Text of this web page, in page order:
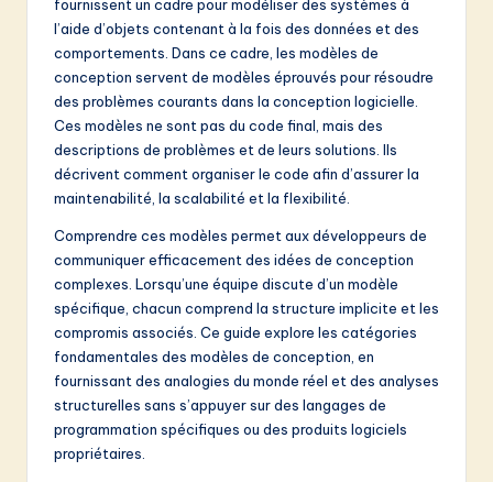
A
&
o
fournissent un cadre pour modéliser des systèmes à
l’aide d’objets contenant à la fois des données et des
comportements. Dans ce cadre, les modèles de
conception servent de modèles éprouvés pour résoudre
des problèmes courants dans la conception logicielle.
Ces modèles ne sont pas du code final, mais des
descriptions de problèmes et de leurs solutions. Ils
décrivent comment organiser le code afin d’assurer la
maintenabilité, la scalabilité et la flexibilité.
Comprendre ces modèles permet aux développeurs de
communiquer efficacement des idées de conception
complexes. Lorsqu’une équipe discute d’un modèle
spécifique, chacun comprend la structure implicite et les
compromis associés. Ce guide explore les catégories
fondamentales des modèles de conception, en
fournissant des analogies du monde réel et des analyses
structurelles sans s’appuyer sur des langages de
programmation spécifiques ou des produits logiciels
propriétaires.